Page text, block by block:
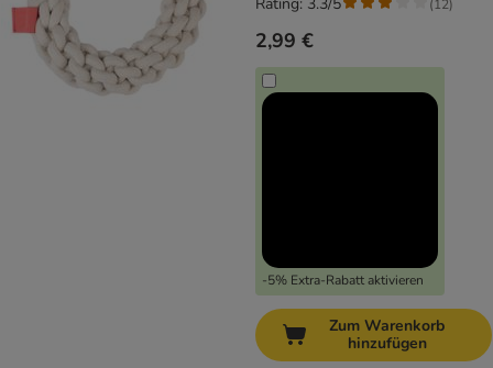
2,99 €
-5% Extra-Rabatt aktivieren
(12)
Zum Warenkorb
hinzufügen